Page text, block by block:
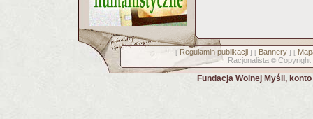
[ Regulamin publikacji] [ Bannery] [
Racjonalista © Copyright
Fundacja Wolnej Myśli,